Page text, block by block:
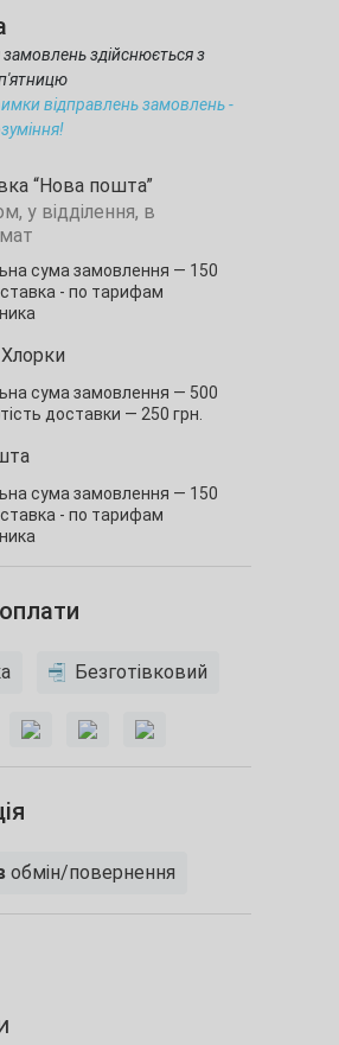
здійснюється з
відправлень замовлень -
“Нова пошта”
у відділення, в
сума замовлення — 150
- по тарифам
Хлорки
сума замовлення — 500
доставки — 250 грн.
сума замовлення — 150
- по тарифам
Безготівковий
обмін/повернення